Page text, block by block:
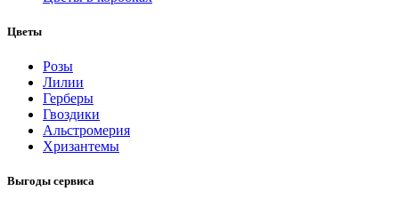
Цветы
Розы
Лилии
Герберы
Гвоздики
Альстромерия
Хризантемы
Выгоды сервиса